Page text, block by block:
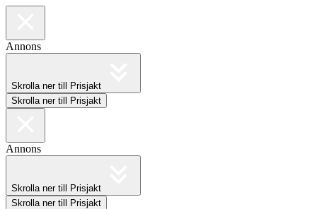
Annons
Skrolla ner till Prisjakt
Skrolla ner till Prisjakt
Annons
Skrolla ner till Prisjakt
Skrolla ner till Prisjakt